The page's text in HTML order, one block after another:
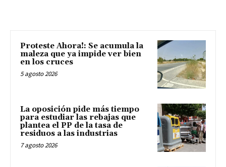
Proteste Ahora!: Se acumula la
maleza que ya impide ver bien
en los cruces
5 agosto 2026
La oposición pide más tiempo
para estudiar las rebajas que
plantea el PP de la tasa de
residuos a las industrias
7 agosto 2026